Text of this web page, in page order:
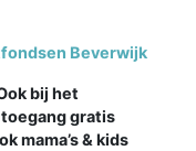
Beverwijk
bij het
gratis
mama’s & kids